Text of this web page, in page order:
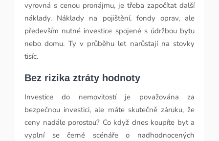
vyrovná s cenou pronájmu, je třeba započítat další
náklady. Náklady na pojištění, fondy oprav, ale
především nutné investice spojené s údržbou bytu
nebo domu. Ty v průběhu let narůstají na stovky
tisíc.
Bez rizika ztráty hodnoty
Investice do nemovitostí je považována za
bezpečnou investici, ale máte skutečně záruku, že
ceny nadále porostou? Co když dnes koupíte byt a
vyplní se černé scénáře o nadhodnocených